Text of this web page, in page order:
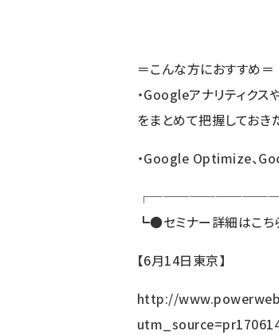
＝こんな方におすすめ＝
・Googleアナリティク
をまとめて把握しておき
・Google Optimize、
┗●セミナー詳細はこち
【6月14日東京】
http://